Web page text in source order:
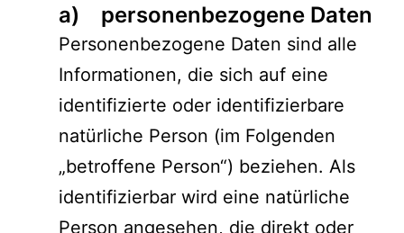
a) personenbezogene Daten
Personenbezogene Daten sind alle
Informationen, die sich auf eine
identifizierte oder identifizierbare
natürliche Person (im Folgenden
„betroffene Person“) beziehen. Als
identifizierbar wird eine natürliche
Person angesehen, die direkt oder